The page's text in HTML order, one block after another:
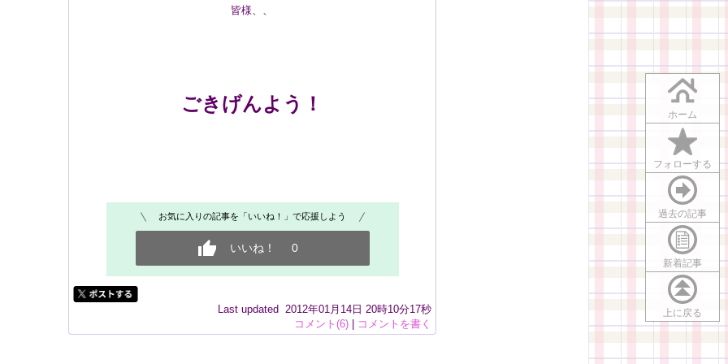
皆様、、
ごきげんよう！
お気に入りの記事を「いいね！」で応援しよう
いいね！ 0
Last updated 2012年01月14日 20時10分17秒
コメント(6)
コメントを書く
ホーム
フォローする
過去の記事
新着記事
上に戻る